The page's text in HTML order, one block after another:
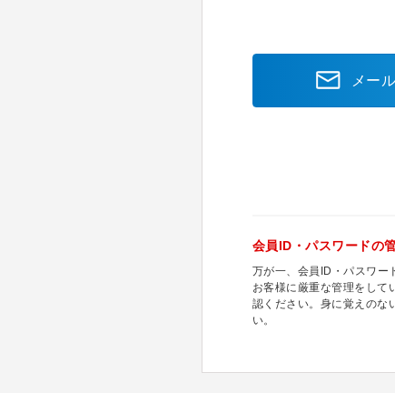
メー
会員ID・パスワードの
万が一、会員ID・パスワー
お客様に厳重な管理をして
認ください。身に覚えのな
い。